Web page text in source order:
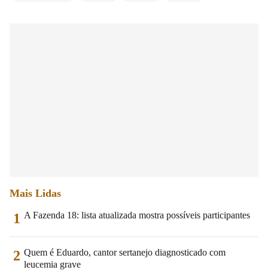
Mais Lidas
1 A Fazenda 18: lista atualizada mostra possíveis participantes
2 Quem é Eduardo, cantor sertanejo diagnosticado com
leucemia grave